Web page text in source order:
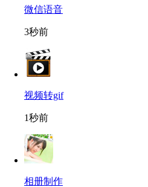
微信语音
3秒前
视频转gif
1秒前
相册制作